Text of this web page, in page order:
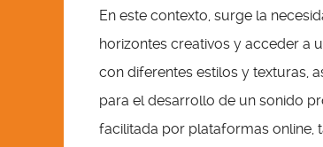
En este contexto, surge la
horizontes creativos y acceder a
con diferentes estilos y texturas,
para el desarrollo de un sonido
facilitada por plataformas online,